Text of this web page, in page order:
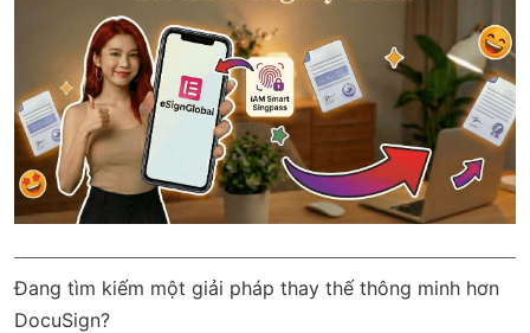
Đang tìm kiếm một giải pháp thay thế thông minh hơn
DocuSign?